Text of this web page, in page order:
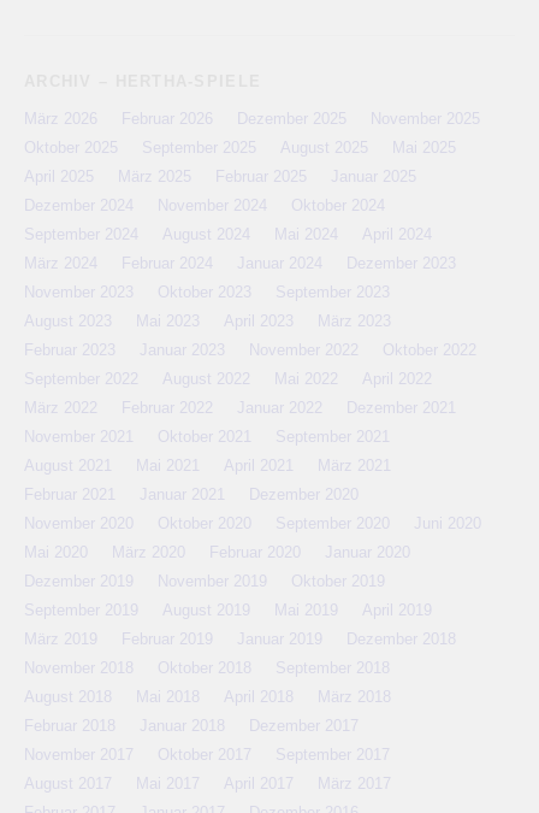
März 2026 Februar 2026 Dezember 2025
November 2025
Oktober 2025
September 2025 August 2025
Mai 2025
April 2025
März 2025 Februar 2025
Januar 2025
Dezember 2024
November 2024
Oktober 2024
September 2024
August 2024 Mai 2024
April 2024
März 2024
Februar 2024 Januar 2024
Dezember 2023
November 2023
Oktober 2023
September 2023
August 2023
Mai 2023 April 2023
März 2023
Februar 2023
Januar 2023 November 2022
Oktober 2022
September 2022
August 2022 Mai 2022
April 2022
März 2022
Februar 2022 Januar 2022
Dezember 2021
November 2021
Oktober 2021
September 2021
August 2021
Mai 2021 April 2021
März 2021
Februar 2021
Januar 2021
Dezember 2020
November 2020
Oktober 2020 September 2020
Juni 2020
Mai 2020
März 2020 Februar 2020
Januar 2020
Dezember 2019
November 2019
Oktober 2019
September 2019
August 2019 Mai 2019
April 2019
März 2019
Februar 2019 Januar 2019
Dezember 2018
November 2018
Oktober 2018
September 2018
August 2018
Mai 2018 April 2018
März 2018
Februar 2018
Januar 2018
Dezember 2017
November 2017
Oktober 2017
September 2017
August 2017
Mai 2017 April 2017
März 2017